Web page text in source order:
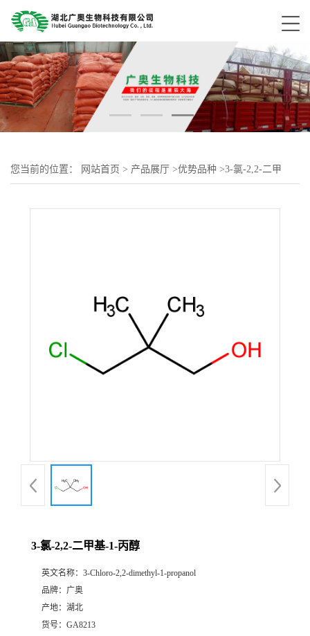
您当前的位置： 网站首页 > 产品展厅 >优势品种 >3-氯-2,2-二甲
3-氯-2,2-二甲基-1-丙醇
英文名称： 3-Chloro-2,2-dimethyl-1-propanol
品牌： 广奥
产地： 湖北
货号： GA8213